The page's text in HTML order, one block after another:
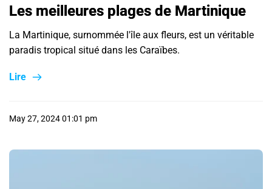
Les meilleures plages de Martinique
La Martinique, surnommée l'île aux fleurs, est un véritable
paradis tropical situé dans les Caraïbes.
Lire
May 27, 2024 01:01 pm